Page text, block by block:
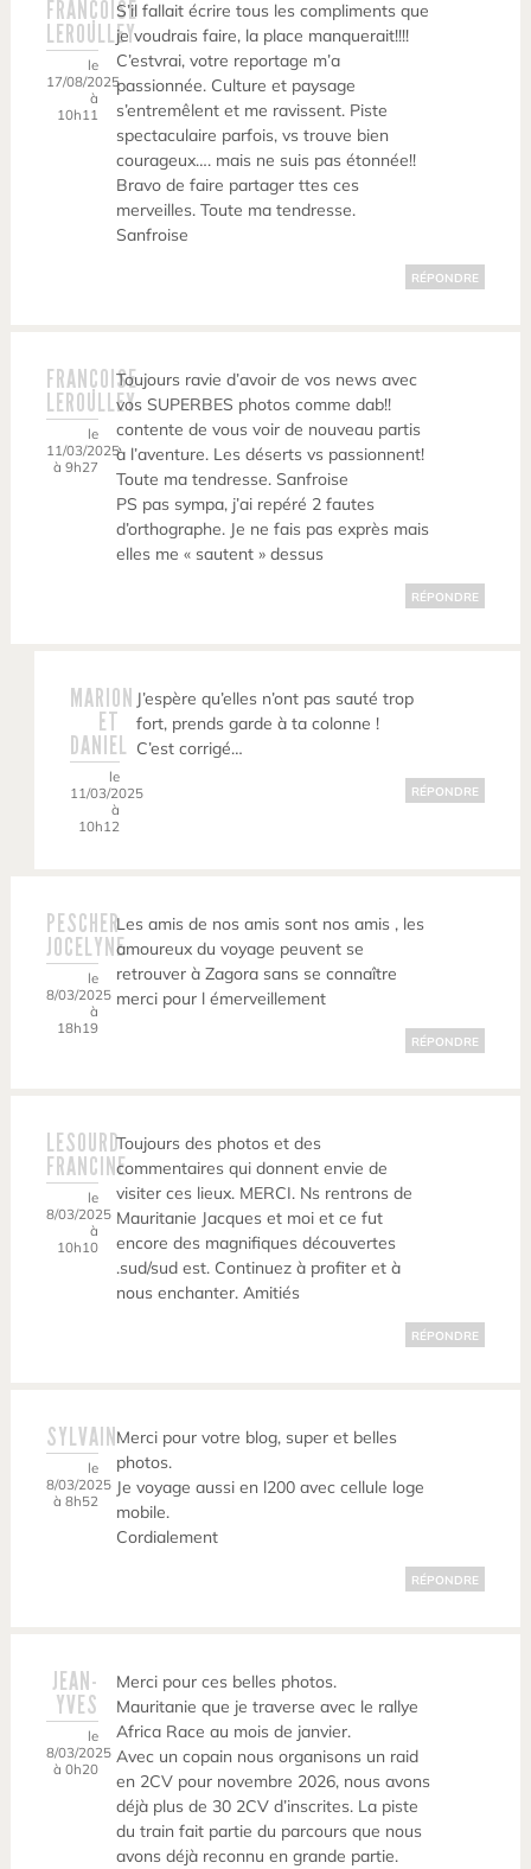
FRANÇOISE
LEROULLEY
le
17/08/2025
à
10h11
S’il fallait écrire tous les compliments que
je voudrais faire, la place manquerait!!!!
C’estvrai, votre reportage m’a
passionnée. Culture et paysage
s’entremêlent et me ravissent. Piste
spectaculaire parfois, vs trouve bien
courageux…. mais ne suis pas étonnée!!
Bravo de faire partager ttes ces
merveilles. Toute ma tendresse.
Sanfroise
RÉPONDRE
FRANÇOISE
LEROULLEY
le
11/03/2025
à 9h27
Toujours ravie d’avoir de vos news avec
vos SUPERBES photos comme dab!!
contente de vous voir de nouveau partis
à l’aventure. Les déserts vs passionnent!
Toute ma tendresse. Sanfroise
PS pas sympa, j’ai repéré 2 fautes
d’orthographe. Je ne fais pas exprès mais
elles me « sautent » dessus
RÉPONDRE
MARION
ET
DANIEL
le
11/03/2025
à
10h12
J’espère qu’elles n’ont pas sauté trop
fort, prends garde à ta colonne !
C’est corrigé…
RÉPONDRE
PESCHER
JOCELYNE
le
8/03/2025
à
18h19
Les amis de nos amis sont nos amis , les
amoureux du voyage peuvent se
retrouver à Zagora sans se connaître
merci pour l émerveillement
RÉPONDRE
LESOURD
FRANCINE
le
8/03/2025
à
10h10
Toujours des photos et des
commentaires qui donnent envie de
visiter ces lieux. MERCI. Ns rentrons de
Mauritanie Jacques et moi et ce fut
encore des magnifiques découvertes
.sud/sud est. Continuez à profiter et à
nous enchanter. Amitiés
RÉPONDRE
SYLVAIN
le
8/03/2025
à 8h52
Merci pour votre blog, super et belles
photos.
Je voyage aussi en l200 avec cellule loge
mobile.
Cordialement
RÉPONDRE
JEAN-
YVES
le
8/03/2025
à 0h20
Merci pour ces belles photos.
Mauritanie que je traverse avec le rallye
Africa Race au mois de janvier.
Avec un copain nous organisons un raid
en 2CV pour novembre 2026, nous avons
déjà plus de 30 2CV d’inscrites. La piste
du train fait partie du parcours que nous
avons déjà reconnu en grande partie.